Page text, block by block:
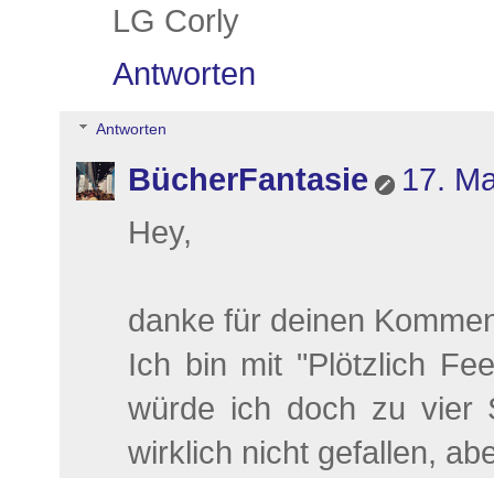
LG Corly
Antworten
Antworten
BücherFantasie
17.
Hey,
danke für deinen
Ich bin mit "Plötzlich
würde ich doch zu vier
wirklich nicht gefallen,